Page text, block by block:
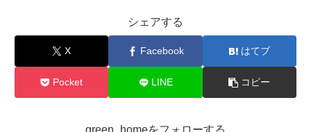
シェアする
X Facebook はてブ
Pocket LINE コピー